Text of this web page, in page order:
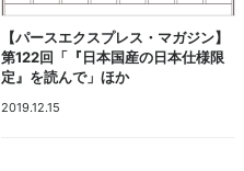
【パースエクスプレス・マガジン】
第122回「『日本国産の日本仕様限
定』を読んで」ほか
2019.12.15